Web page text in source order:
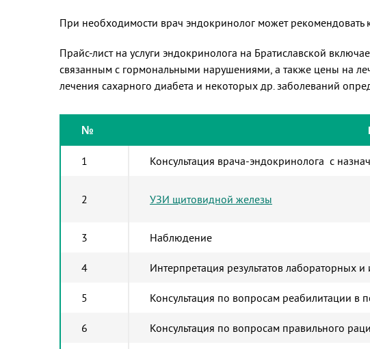
При необходимости врач эндокринолог может рекомендовать
Прайс-лист на услуги эндокринолога на Братиславской
связанным с гормональными нарушениями, а также цены на
лечения сахарного диабета и некоторых др. заболеваний
№
1 Консультация врача-эндокринолога с
2 УЗИ щитовидной железы
3 Наблюдение
4 Интерпретация результатов лабораторных
5 Консультация по вопросам реабилитации в
6 Консультация по вопросам правильного